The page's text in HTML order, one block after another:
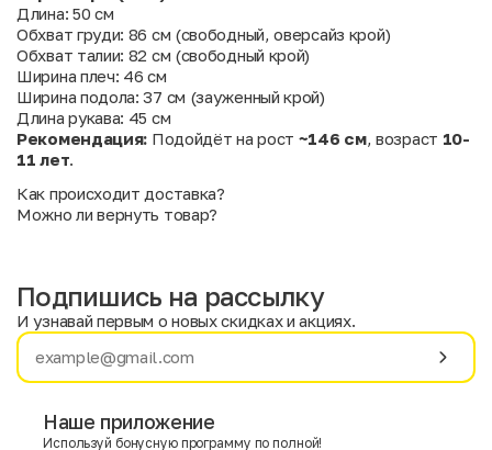
Длина: 50 см
Обхват груди: 86 см (свободный, оверсайз крой)
Обхват талии: 82 см (свободный крой)
Ширина плеч: 46 см
Ширина подола: 37 см (зауженный крой)
Длина рукава: 45 см
Рекомендация: Подойдёт на рост ~146 см, возраст 10-
11 лет.
Как происходит доставка?
Можно ли вернуть товар?
Имя
Подпишись на рассылку
И узнавай первым о новых скидках и акциях.
Наше приложение
Используй бонусную программу по полной!